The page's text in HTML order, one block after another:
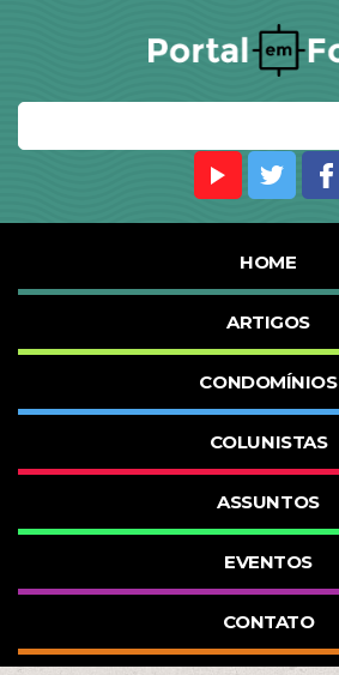
HOME
ARTIGOS
CONDOMÍNIOS
COLUNISTAS
ASSUNTOS
EVENTOS
CONTATO